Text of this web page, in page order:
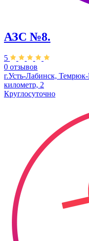
АЗС №8.
5
0 отзывов
г.​Усть-Лабинск,
километр, 2
Круглосуточно